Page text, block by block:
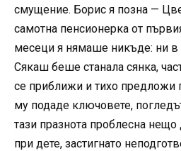
смущение. Борис я позна —
самотна пенсионерка от
месеци я нямаше никъде: ни в
Сякаш беше станала сянка,
се приближи и тихо
му подаде ключовете,
тази празнота проблесна нещо
при дете, застигнато